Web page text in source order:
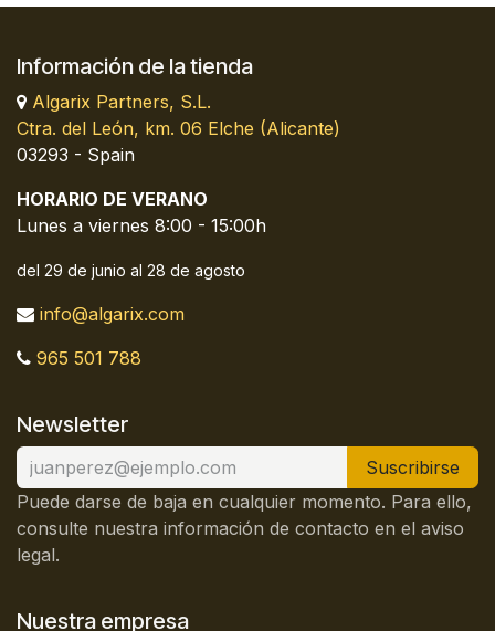
Información de la tienda
Algarix Partners, S.L.
Ctra. del León, km. 06 Elche (Alicante)
03293 - Spain
HORARIO DE VERANO
Lunes a viernes 8:00 - 15:00h
del 29 de junio al 28 de agosto
info@algarix.com
965 501 788
Newsletter
Suscribirse
Puede darse de baja en cualquier momento. Para ello,
consulte nuestra información de contacto en el aviso
legal.
Nuestra empresa